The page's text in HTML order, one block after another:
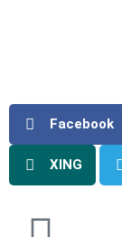
Facebook
XING